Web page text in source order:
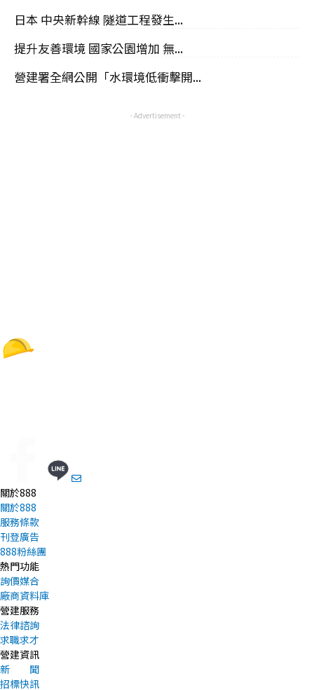
日本 中央新幹線 隧道工程發生...
提升友善環境 國家公園增加 無...
營建署全網公開「水環境低衝擊開...
- Advertisement -
關於888
關於888
服務條款
刊登廣告
888粉絲團
熱門功能
詢價媒合
廠商資料庫
營建服務
法律諮詢
求職求才
營建資訊
新 聞
招標快訊